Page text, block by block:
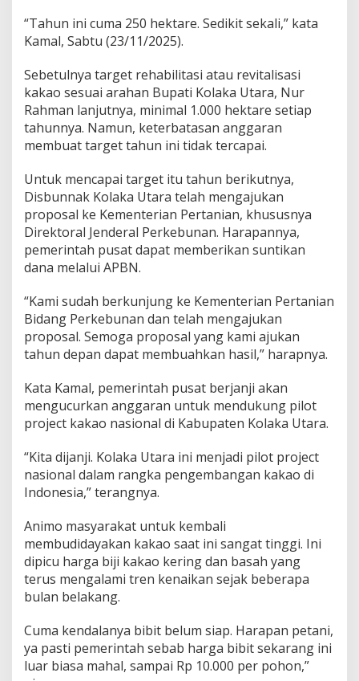
K
a
k
o
T
a
h
u
n
n
i
“Tahun ini cuma 250 hektare. Sedikit sekali,” kata
Kamal, Sabtu (23/11/2025).
Sebetulnya target rehabilitasi atau revitalisasi
kakao sesuai arahan Bupati Kolaka Utara, Nur
Rahman lanjutnya, minimal 1.000 hektare setiap
tahunnya. Namun, keterbatasan anggaran
membuat target tahun ini tidak tercapai.
Untuk mencapai target itu tahun berikutnya,
Disbunnak Kolaka Utara telah mengajukan
proposal ke Kementerian Pertanian, khususnya
Direktoral Jenderal Perkebunan. Harapannya,
pemerintah pusat dapat memberikan suntikan
dana melalui APBN.
“Kami sudah berkunjung ke Kementerian Pertanian
Bidang Perkebunan dan telah mengajukan
proposal. Semoga proposal yang kami ajukan
tahun depan dapat membuahkan hasil,” harapnya.
Kata Kamal, pemerintah pusat berjanji akan
mengucurkan anggaran untuk mendukung pilot
project kakao nasional di Kabupaten Kolaka Utara.
“Kita dijanji. Kolaka Utara ini menjadi pilot project
nasional dalam rangka pengembangan kakao di
Indonesia,” terangnya.
Animo masyarakat untuk kembali
membudidayakan kakao saat ini sangat tinggi. Ini
dipicu harga biji kakao kering dan basah yang
terus mengalami tren kenaikan sejak beberapa
bulan belakang.
Cuma kendalanya bibit belum siap. Harapan petani,
ya pasti pemerintah sebab harga bibit sekarang ini
luar biasa mahal, sampai Rp 10.000 per pohon,”